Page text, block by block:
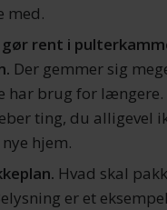
med.
gør rent i
Der gemmer sig
har brug for længere.
ting, du alligevel
hjem.
Hvad skal
er et